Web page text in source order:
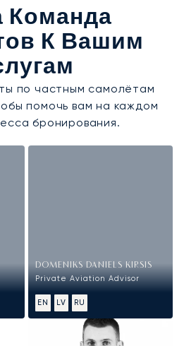
Команда
К Вашим
по частным самолётам
помочь вам на каждом
бронирования.
DOMENIKS DANIELS KIRSIS
Private Aviation Advisor
EN LV RU